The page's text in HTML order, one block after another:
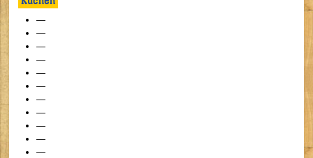
—
—
—
—
—
—
—
—
—
—
—